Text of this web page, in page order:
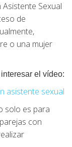
Sexual
de
o una mujer
el vídeo:
asistente sexual
solo es para
con